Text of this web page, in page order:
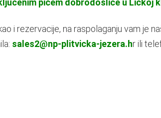
pićem dobrodošlice u Ličkoj
i rezervacije, na raspolaganju vam je
sales2@np-plitvicka-jezera.hr ili